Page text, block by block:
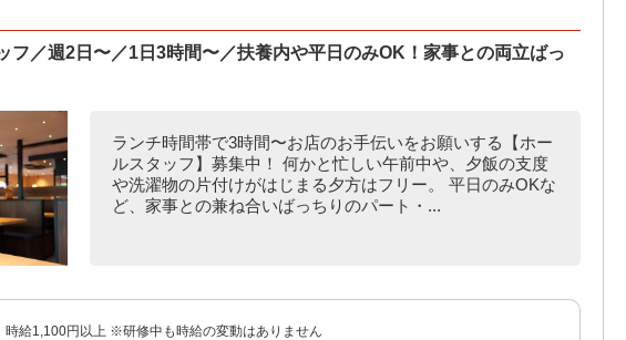
フ／週2日〜／1日3時間〜／扶養内や平日のみOK！家事との両立ばっ
ランチ時間帯で3時間〜お店のお手伝いをお願いする【ホー
ルスタッフ】募集中！ 何かと忙しい午前中や、夕飯の支度
や洗濯物の片付けがはじまる夕方はフリー。 平日のみOKな
ど、家事との兼ね合いばっちりのパート・...
時給1,100円以上 ※研修中も時給の変動はありません